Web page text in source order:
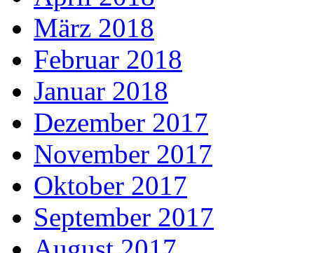
März 2018
Februar 2018
Januar 2018
Dezember 2017
November 2017
Oktober 2017
September 2017